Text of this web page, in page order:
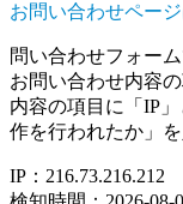
お問い合わせペー
問い合わせフォー
お問い合わせ内容
内容の項目に「IP
作を行われたか」を
IP：216.73.216.212